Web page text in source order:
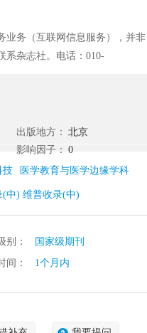
务（互联网信息服务），并非
系杂志社。电话：010-
的医学教育学术性期刊。向国内
。搭建培训基地、老师、学生
创新，促进国内外医学教育学
出版地方：
北京
影响因子：
0
技 医学教育与医学边缘学科
中) 维普收录(中)
别：
国家级期刊
间：
1个月内